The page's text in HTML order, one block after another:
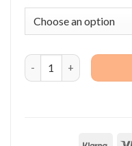
Iola Chair Tube Base